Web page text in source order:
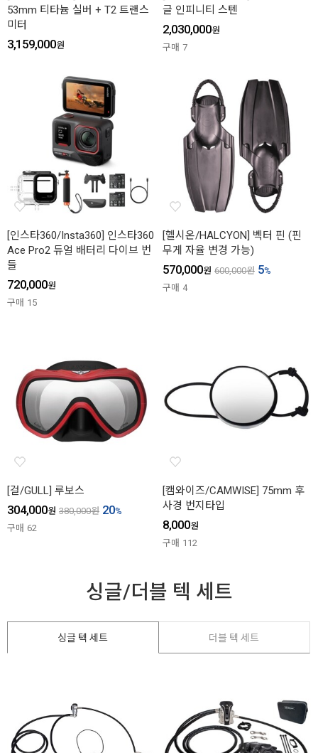
53mm 티타늄 실버 + T2 트랜스
미터
3,159,000원
글 인피니티 스텐
2,030,000원
구매 7
[인스타360/Insta360] 인스타360
Ace Pro2 듀얼 배터리 다이브 번
들
720,000원
구매 15
[헬시온/HALCYON] 벡터 핀 (핀
무게 자율 변경 가능)
570,000원 600,000원 5%
구매 4
[걸/GULL] 루보스
304,000원 380,000원 20%
구매 62
[캠와이즈/CAMWISE] 75mm 후
사경 번지타입
8,000원
구매 112
싱글/더블 텍 세트
싱글 텍 세트 더블 텍 세트